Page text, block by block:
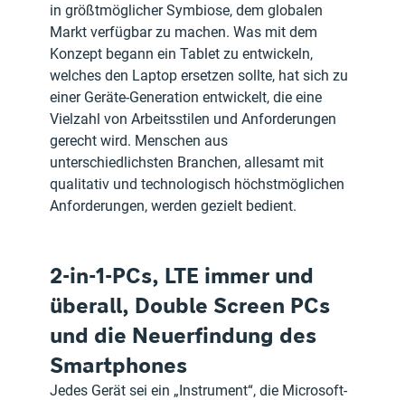
in größtmöglicher Symbiose, dem globalen
Markt verfügbar zu machen. Was mit dem
Konzept begann ein Tablet zu entwickeln,
welches den Laptop ersetzen sollte, hat sich zu
einer Geräte-Generation entwickelt, die eine
Vielzahl von Arbeitsstilen und Anforderungen
gerecht wird. Menschen aus
unterschiedlichsten Branchen, allesamt mit
qualitativ und technologisch höchstmöglichen
Anforderungen, werden gezielt bedient.
2-in-1-PCs, LTE immer und
überall, Double Screen PCs
und die Neuerfindung des
Smartphones
Jedes Gerät sei ein „Instrument“, die Microsoft-